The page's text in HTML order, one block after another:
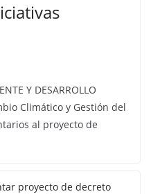
Y DESARROLLO
Climático y Gestión del
al proyecto de
proyecto de decreto